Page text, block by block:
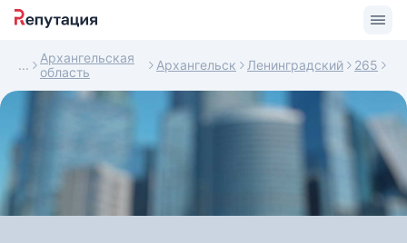
Архангельская
область
Архангельск Ленинградский 265